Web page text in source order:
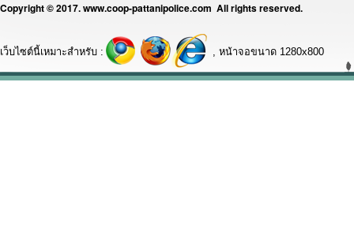
Copyright © 2017. www.coop-pattanipolice.com All rights reserved.
เว็บไซต์นี้เหมาะสำหรับ : , หน้าจอขนาด 1280x800